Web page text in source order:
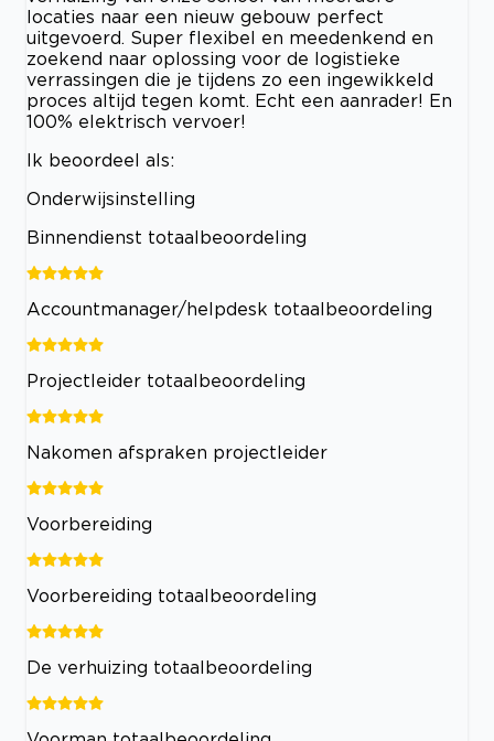
locaties naar een nieuw gebouw perfect
uitgevoerd. Super flexibel en meedenkend en
zoekend naar oplossing voor de logistieke
verrassingen die je tijdens zo een ingewikkeld
proces altijd tegen komt. Echt een aanrader! En
100% elektrisch vervoer!
Ik beoordeel als:
Onderwijsinstelling
Binnendienst totaalbeoordeling
Accountmanager/helpdesk totaalbeoordeling
Projectleider totaalbeoordeling
Nakomen afspraken projectleider
Voorbereiding
Voorbereiding totaalbeoordeling
De verhuizing totaalbeoordeling